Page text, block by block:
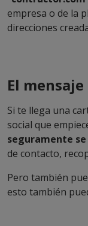
empresa o de la
direcciones
El
Si te llega una
social que
seguramente
de contacto,
Pero también
esto también